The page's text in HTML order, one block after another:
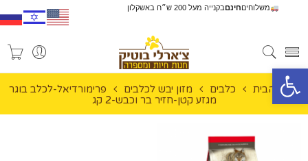
פתח סרגל נגישות
משלוחיםחינםבקנייה מעל 200 ש״ח באשקלון
עמוד הבית כלבים מזון יבש לכלבים
פרימורדיאל-לכלב בוגר
מגזע קטן-חזיר בר וכבש-2 קג